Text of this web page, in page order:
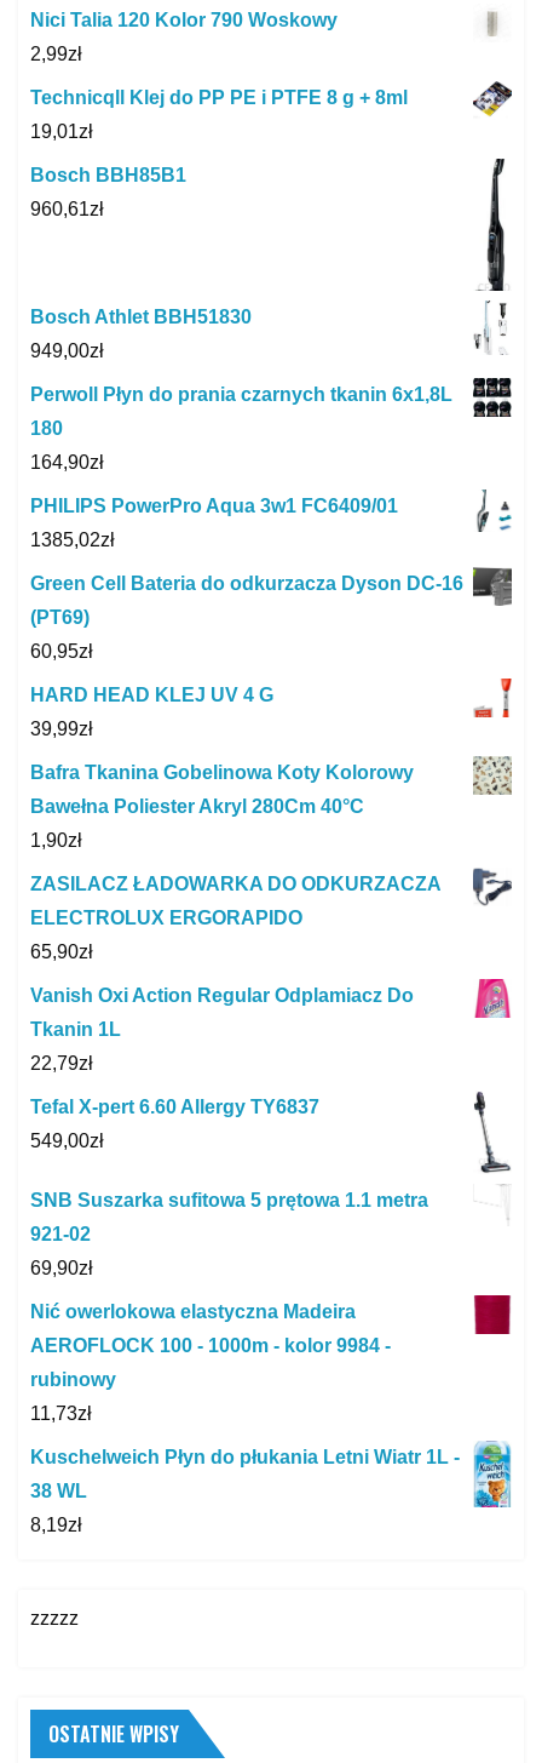
Nici Talia 120 Kolor 790 Woskowy
2,99zł
Technicqll Klej do PP PE i PTFE 8 g + 8ml
19,01zł
Bosch BBH85B1
960,61zł
Bosch Athlet BBH51830
949,00zł
Perwoll Płyn do prania czarnych tkanin 6x1,8L
180
164,90zł
PHILIPS PowerPro Aqua 3w1 FC6409/01
1385,02zł
Green Cell Bateria do odkurzacza Dyson DC-16
(PT69)
60,95zł
HARD HEAD KLEJ UV 4 G
39,99zł
Bafra Tkanina Gobelinowa Koty Kolorowy
Bawełna Poliester Akryl 280Cm 40°C
1,90zł
ZASILACZ ŁADOWARKA DO ODKURZACZA
ELECTROLUX ERGORAPIDO
65,90zł
Vanish Oxi Action Regular Odplamiacz Do
Tkanin 1L
22,79zł
Tefal X-pert 6.60 Allergy TY6837
549,00zł
SNB Suszarka sufitowa 5 prętowa 1.1 metra
921-02
69,90zł
Nić owerlokowa elastyczna Madeira
AEROFLOCK 100 - 1000m - kolor 9984 -
rubinowy
11,73zł
Kuschelweich Płyn do płukania Letni Wiatr 1L -
38 WL
8,19zł
zzzzz
OSTATNIE WPISY